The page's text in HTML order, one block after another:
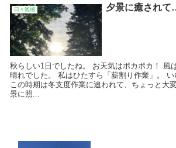
日々雑感 夕景に癒されて
秋らしい1日でしたね。 お天気はポカポカ！ 風
晴れでした。 私はひたすら「薪割り作業」。 い
この時期は冬支度作業に追われて、ちょっと大
景に照...